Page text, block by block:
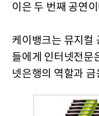
이은 두 번째 공연
케이뱅크는 뮤지컬
들에게 인터넷전문
넷은행의 역할과